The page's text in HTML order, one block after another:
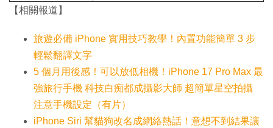
【相關報道】
旅遊必備 iPhone 實用技巧教學！內置功能簡單 3 步
輕鬆翻譯文字
5 個月用後感！可以放低相機！iPhone 17 Pro Max 最
強旅行手機 科技白痴都成攝影大師 超簡單星空拍攝
注意手機設定（有片）
iPhone Siri 幫貓狗改名成網絡熱話！意想不到結果讓